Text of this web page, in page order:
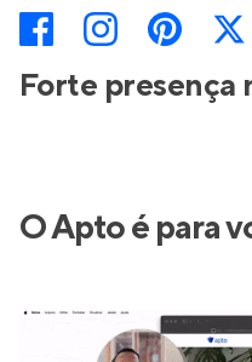
Forte presença
O Apto é para